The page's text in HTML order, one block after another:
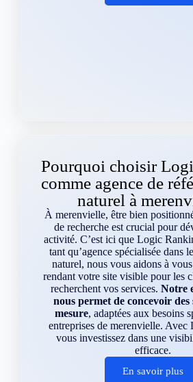
Pourquoi choisir
comme agence de
naturel à
À merenvielle, être bien
de recherche est crucial pour
activité. C’est ici que Logic
tant qu’agence spécialisée dans
naturel, nous vous aidons à
rendant votre site visible pour les
recherchent vos services. Notre
nous permet de concevoir des
mesure, adaptées aux besoins
entreprises de merenvielle.
vous investissez dans une
efficace.
En savoir plus